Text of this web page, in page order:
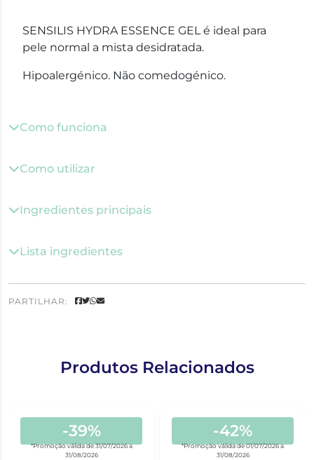
SENSILIS HYDRA ESSENCE GEL é ideal para
pele normal a mista desidratada.
Hipoalergénico. Não comedogénico.
Como funciona
Como utilizar
Ingredientes principais
Lista ingredientes
PARTILHAR:
Produtos Relacionados
-39%
*Promoção válida de 31/07/2026 a
31/08/2026
-42%
*Promoção válida de 01/07/2026 a
31/08/2026